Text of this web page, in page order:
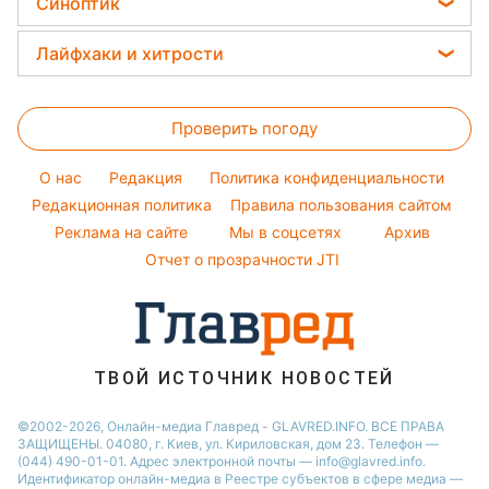
Потап
София Ротару
Новости Харькова
Новости Одессы
Новости Полтавы
Новости Черкассы
Новости Ровно
Новости Запорожья
Простые блюда
Легкие десерты
Праздничное меню
Тесты по картинке
Оптические иллюзии
Народные приметы
Все о шоу-бизнесе
Прогноз погоды
Магнитные бури
Погода на сегодня
Погода на завтра
Пылевая буря
Лайфхаки и хитрости
Уборка
Комнатные растения
Авто
Проверить погоду
O нас Редакция
Политика конфиденциальности
Редакционная политика
Правила пользования сайтом
Реклама на сайте
Мы в соцсетях
Архив
Отчет о прозрачности JTI
ТВОЙ ИСТОЧНИК НОВОСТЕЙ
©2002-2026, Онлайн-медиа Главред - GLAVRED.INFO. ВСЕ ПРАВА
ЗАЩИЩЕНЫ. 04080, г. Киев, ул. Кириловская, дом 23. Телефон —
(044) 490-01-01. Адрес электронной почты — info@glavred.info.
Идентификатор онлайн-медиа в Реестре cубъектов в сфере медиа —